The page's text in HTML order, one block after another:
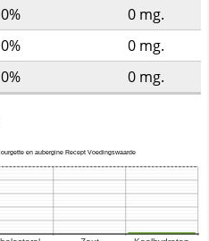
0% 0 mg.
0% 0 mg.
0% 0 mg.